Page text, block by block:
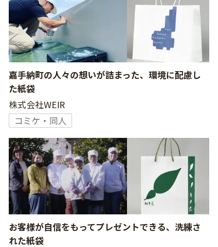
嘉手納町の人々の想いが詰まった、環境に配慮し
た紙袋
株式会社WEIR
コミケ・同人
お客様が自信をもってプレゼントできる、洗練さ
れた紙袋